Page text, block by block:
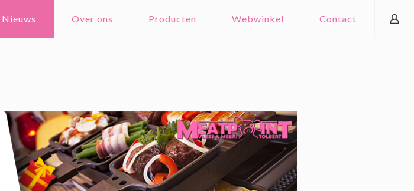
Nieuws Over ons Producten Webwinkel Contact